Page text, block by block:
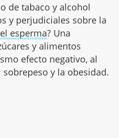
de tabaco y alcohol
y perjudiciales sobre la
esperma? Una
y alimentos
efecto negativo, al
y la obesidad.